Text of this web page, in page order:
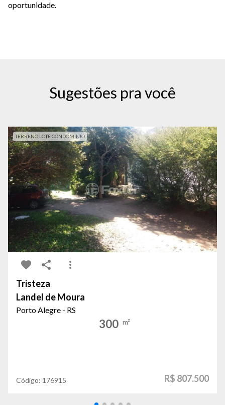
oportunidade.
Sugestões pra você
TERRENO LOTE CONDOMINIO
Tristeza
Landel de Moura
Porto Alegre - RS
300 m²
Código: 176915 R$ 807.500